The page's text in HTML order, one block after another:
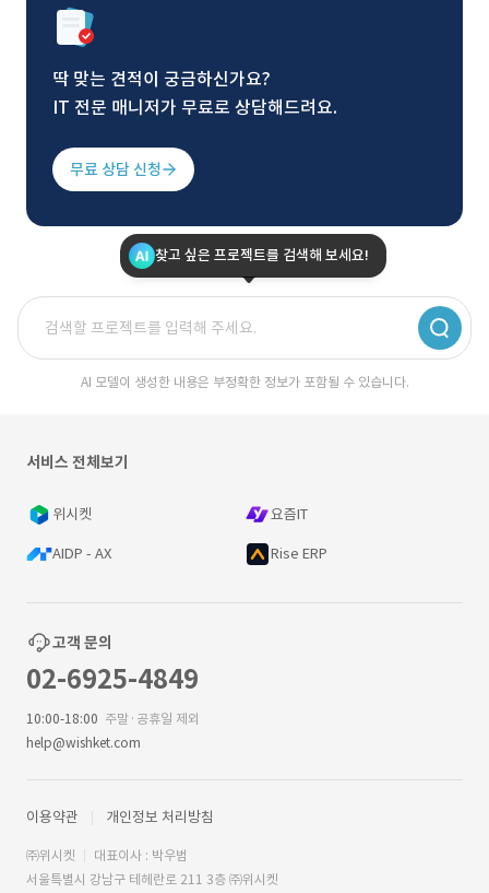
딱 맞는 견적이 궁금하신가요?
IT 전문 매니저가 무료로 상담해드려요.
무료 상담 신청
찾고 싶은 프로젝트를 검색해 보세요!
AI 모델이 생성한 내용은 부정확한 정보가 포함될 수 있습니다.
서비스 전체보기
위시켓 요즘IT
AIDP - AX Rise ERP
고객 문의
02-6925-4849
10:00-18:00 주말·공휴일 제외
help@wishket.com
이용약관 개인정보 처리방침
㈜위시켓
대표이사 : 박우범
서울특별시 강남구 테헤란로 211 3층 ㈜위시켓